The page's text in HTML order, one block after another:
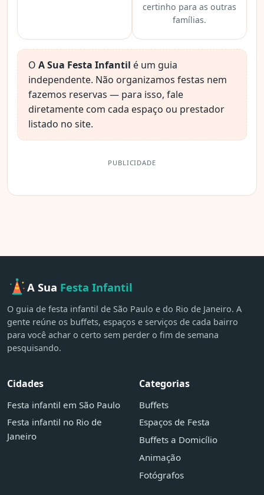
certinho para as outras
famílias.
O A Sua Festa Infantil é um guia
independente. Não organizamos festas nem
fazemos reservas — para isso, fale
diretamente com cada espaço ou prestador
listado no site.
PUBLICIDADE
A Sua Festa Infantil
O guia de festa infantil de São Paulo e do Rio de Janeiro. A
gente reúne os buffets, espaços e serviços de cada bairro
para você achar o certo sem perder o fim de semana
pesquisando.
Cidades
Festa infantil em São Paulo
Festa infantil no Rio de
Janeiro
Categorias
Buffets
Espaços de Festa
Buffets a Domicílio
Animação
Fotógrafos